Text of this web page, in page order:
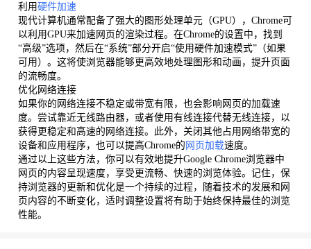
利用硬件加速
现代计算机通常配备了强大的图形处理单元（GPU），Chrome可
以利用GPU来加速网页的渲染过程。在Chrome的设置中，找到
“高级”选项，然后在“系统”部分开启“使用硬件加速模式”（如果
可用）。这将使浏览器能够更高效地处理图形和动画，提升页面
的流畅度。
优化网络连接
如果你的网络连接不稳定或带宽有限，也会影响网页的加载速
度。尝试靠近无线路由器，或者使用有线连接代替无线连接，以
获得更稳定和高速的网络连接。此外，关闭其他占用网络带宽的
设备和应用程序，也可以提高Chrome的 网页加载速度。
通过以上这些方法，你可以有效地提升Google Chrome浏览器中
网页的内容呈现速度，享受更流畅、快速的浏览体验。记住，保
持浏览器的更新和优化是一个持续的过程，随着技术的发展和网
页内容的不断变化，适时调整设置将有助于始终保持最佳的浏览
性能。